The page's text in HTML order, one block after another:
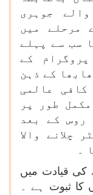
جوہری
مرحلے میں
سب سے پہلے
کے
کے ذہن
عالمی
طور پر
روس کے بعد
چلانے والا
۔
کی قیادت میں
کا ثبوت ہے ۔